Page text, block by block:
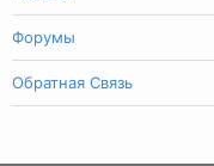
Форумы
Обратная Связь